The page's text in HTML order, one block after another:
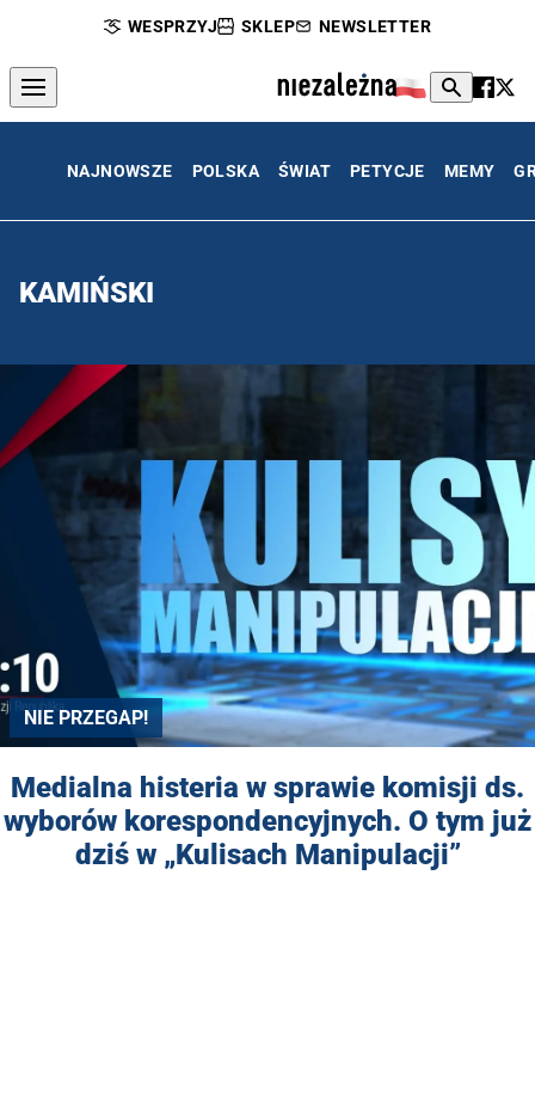
WESPRZYJ SKLEP NEWSLETTER
NAJNOWSZE POLSKA ŚWIAT PETYCJE MEMY
KAMIŃSKI
NIE PRZEGAP!
Medialna histeria w sprawie komisji ds.
wyborów korespondencyjnych. O tym już
dziś w „Kulisach Manipulacji”